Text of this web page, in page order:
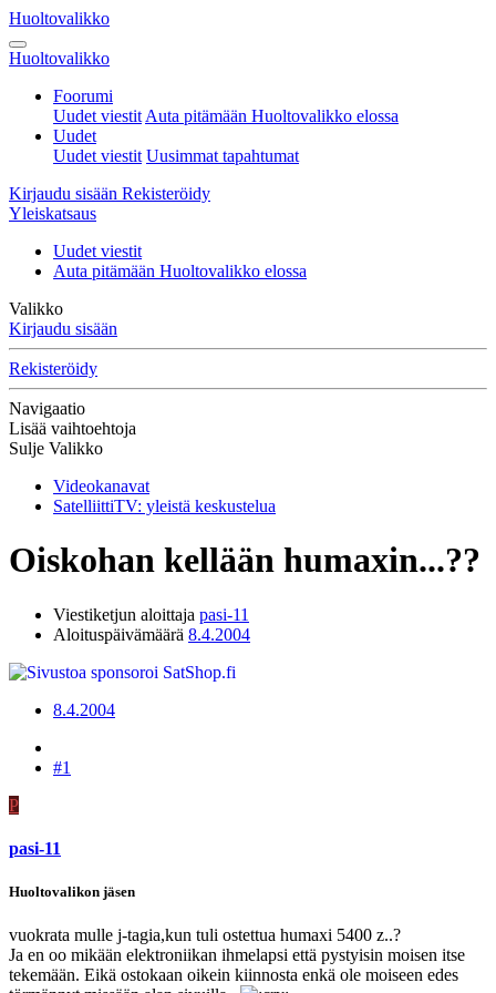
Huoltovalikko
Huoltovalikko
Foorumi
Uudet viestit Auta pitämään Huoltovalikko elossa
Uudet
Uudet viestit Uusimmat tapahtumat
Kirjaudu sisään Rekisteröidy
Yleiskatsaus
Uudet viestit
Auta pitämään Huoltovalikko elossa
Valikko
Kirjaudu sisään
Rekisteröidy
Navigaatio
Lisää vaihtoehtoja
Sulje Valikko
Videokanavat
SatelliittiTV: yleistä keskustelua
Oiskohan kellään humaxin...??
Viestiketjun aloittaja pasi-11
Aloituspäivämäärä 8.4.2004
8.4.2004
#1
P
pasi-11
Huoltovalikon jäsen
vuokrata mulle j-tagia,kun tuli ostettua humaxi 5400 z..?
Ja en oo mikään elektroniikan ihmelapsi että pystyisin moisen itse
tekemään. Eikä ostokaan oikein kiinnosta enkä ole moiseen edes